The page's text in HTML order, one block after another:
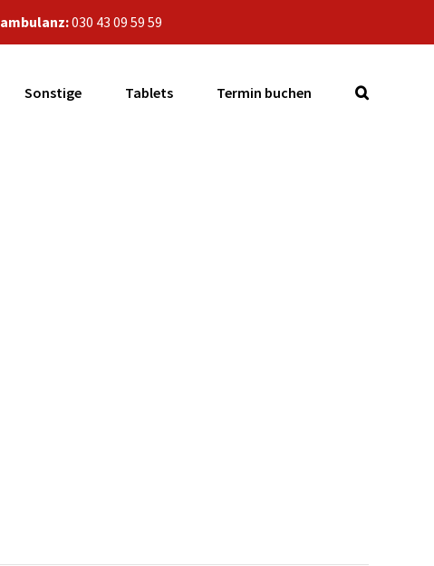
030 43 09 59 59
Sonstige Tablets Termin buchen